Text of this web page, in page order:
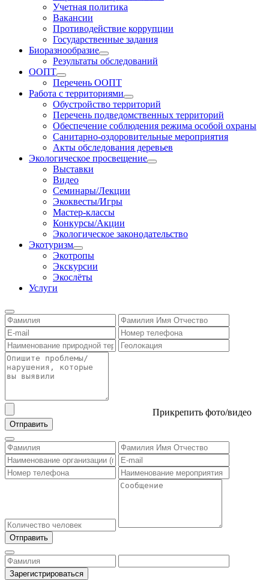
Учетная политика
Вакансии
Противодействие коррупции
Государственные задания
Биоразнообразие
Результаты обследований
ООПТ
Перечень ООПТ
Работа с территориями
Обустройство территорий
Перечень подведомственных территорий
Обеспечение соблюдения режима особой охраны
Санитарно-оздоровительные мероприятия
Акты обследования деревьев
Экологическое просвещение
Выставки
Видео
Семинары/Лекции
Экоквесты/Игры
Мастер-классы
Конкурсы/Акции
Экологическое законодательство
Экотуризм
Экотропы
Экскурсии
Экослёты
Услуги
Прикрепить фото/видео
Отправить
Отправить
Зарегистрироваться